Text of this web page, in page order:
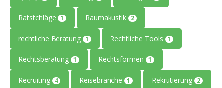
Ratstchläge 1 Raumakustik 2
rechtliche Beratung 1 Rechtliche Tools 1
Rechtsberatung 1 Rechtsformen 1
Recruiting 4 Reisebranche 1 Rekrutierung 2